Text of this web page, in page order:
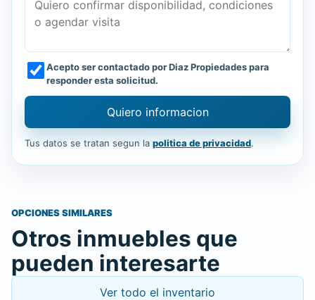
Acepto ser contactado por Diaz Propiedades para
responder esta solicitud.
Quiero informacion
Tus datos se tratan segun la politica de privacidad.
OPCIONES SIMILARES
Otros inmuebles que
pueden interesarte
Ver todo el inventario